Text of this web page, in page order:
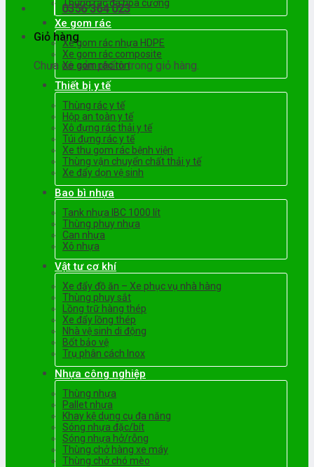
0356 364 023
Giỏ hàng
Chưa có sản phẩm trong giỏ hàng.
Thùng rác đá hoa cương
Xe gom rác
Xe gom rác nhựa HDPE
Xe gom rác composite
Xe gom rác tôn
Thiết bị y tế
Thùng rác y tế
Hộp an toàn y tế
Xô đựng rác thải y tế
Túi đựng rác y tế
Xe thu gom rác bệnh viện
Thùng vận chuyển chất thải y tế
Xe đẩy dọn vệ sinh
Bao bì nhựa
Tank nhựa IBC 1000 lít
Thùng phuy nhựa
Can nhựa
Xô nhựa
Vật tư cơ khí
Xe đẩy đồ ăn – Xe phục vụ nhà hàng
Thùng phuy sắt
Lồng trữ hàng thép
Xe đẩy lồng thép
Nhà vệ sinh di động
Bốt bảo vệ
Trụ phân cách Inox
Nhựa công nghiệp
Thùng nhựa
Pallet nhựa
Khay kệ dụng cụ đa năng
Sóng nhựa đặc/bít
Sóng nhựa hở/rỗng
Thùng chở hàng xe máy
Thùng chở chó mèo